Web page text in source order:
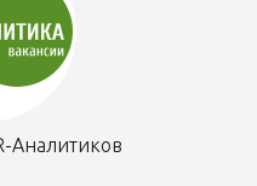
Аналитиков